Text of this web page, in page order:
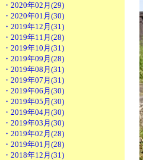
・2020年02月(29)
・2020年01月(30)
・2019年12月(31)
・2019年11月(28)
・2019年10月(31)
・2019年09月(28)
・2019年08月(31)
・2019年07月(31)
・2019年06月(30)
・2019年05月(30)
・2019年04月(30)
・2019年03月(30)
・2019年02月(28)
・2019年01月(28)
・2018年12月(31)